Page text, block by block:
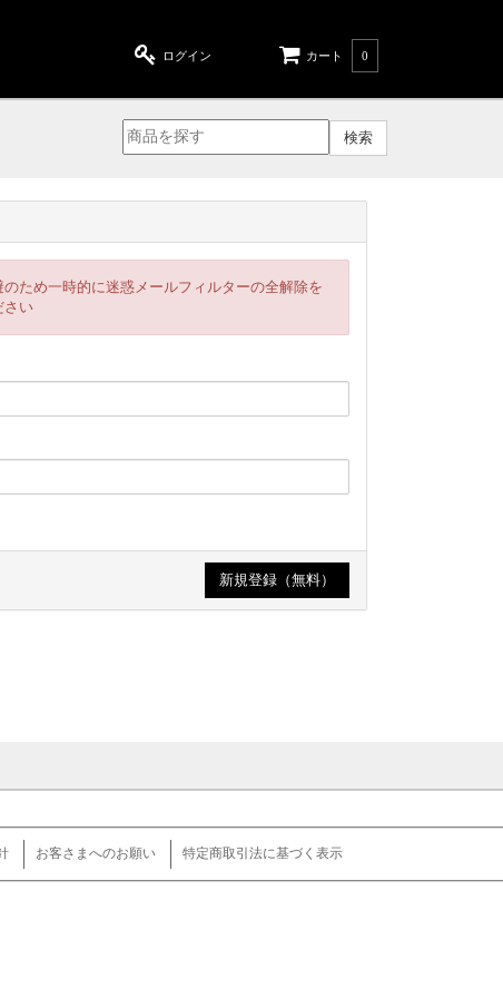
ログイン カート 0
ため一時的に迷惑メールフィルターの全解除を
さい
お客さまへのお願い 特定商取引法に基づく表示